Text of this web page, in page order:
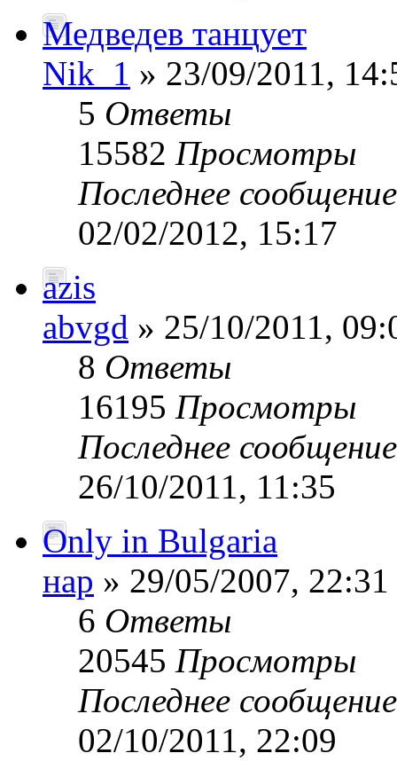
Медведев танцует
Nik_1 » 23/09/2011,
5 Ответы
15582 Просмотры
Последнее
02/02/2012, 15:17
azis
abvgd » 25/10/2011,
8 Ответы
16195 Просмотры
Последнее
26/10/2011, 11:35
Only in Bulgaria
нар » 29/05/2007, 22:31
6 Ответы
20545 Просмотры
Последнее
02/10/2011, 22:09